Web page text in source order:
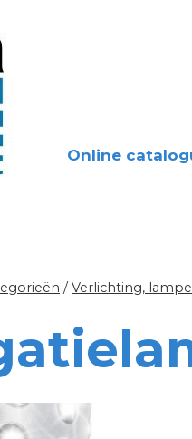
Online
/ Verlichting,